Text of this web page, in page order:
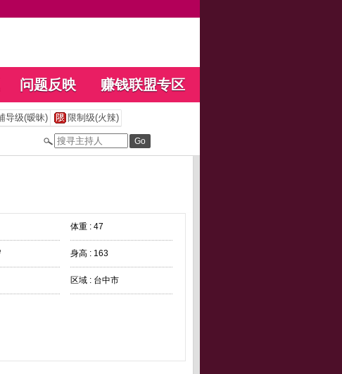
问题反映 赚钱联盟专区
导级(暧昧) 限制级(火辣)
体重 : 47
身高 : 163
区域 : 台中市